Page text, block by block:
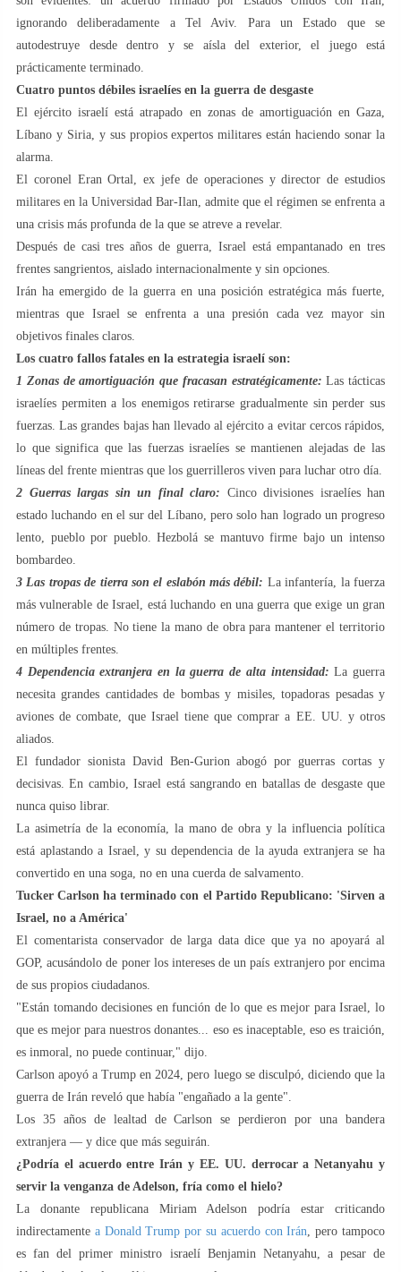
ignorando deliberadamente a Tel Aviv. Para un Estado que se
autodestruye desde dentro y se aísla del exterior, el juego está
prácticamente terminado.
Cuatro puntos débiles israelíes en la guerra de desgaste
El ejército israelí está atrapado en zonas de amortiguación en Gaza,
Líbano y Siria, y sus propios expertos militares están haciendo sonar la
alarma.
El coronel Eran Ortal, ex jefe de operaciones y director de estudios
militares en la Universidad Bar-Ilan, admite que el régimen se enfrenta a
una crisis más profunda de la que se atreve a revelar.
Después de casi tres años de guerra, Israel está empantanado en tres
frentes sangrientos, aislado internacionalmente y sin opciones.
Irán ha emergido de la guerra en una posición estratégica más fuerte,
mientras que Israel se enfrenta a una presión cada vez mayor sin
objetivos finales claros.
Los cuatro fallos fatales en la estrategia israelí son:
1 ️ Zonas de amortiguación que fracasan estratégicamente: Las tácticas
israelíes permiten a los enemigos retirarse gradualmente sin perder sus
fuerzas. Las grandes bajas han llevado al ejército a evitar cercos rápidos,
lo que significa que las fuerzas israelíes se mantienen alejadas de las
líneas del frente mientras que los guerrilleros viven para luchar otro día.
2 ️ Guerras largas sin un final claro: Cinco divisiones israelíes han
estado luchando en el sur del Líbano, pero solo han logrado un progreso
lento, pueblo por pueblo. Hezbolá se mantuvo firme bajo un intenso
bombardeo.
3 ️ Las tropas de tierra son el eslabón más débil: La infantería, la fuerza
más vulnerable de Israel, está luchando en una guerra que exige un gran
número de tropas. No tiene la mano de obra para mantener el territorio
en múltiples frentes.
4 ️ Dependencia extranjera en la guerra de alta intensidad: La guerra
necesita grandes cantidades de bombas y misiles, topadoras pesadas y
aviones de combate, que Israel tiene que comprar a EE. UU. y otros
aliados.
El fundador sionista David Ben-Gurion abogó por guerras cortas y
decisivas. En cambio, Israel está sangrando en batallas de desgaste que
nunca quiso librar.
La asimetría de la economía, la mano de obra y la influencia política
está aplastando a Israel, y su dependencia de la ayuda extranjera se ha
convertido en una soga, no en una cuerda de salvamento.
Tucker Carlson ha terminado con el Partido Republicano: 'Sirven a
Israel, no a América'
El comentarista conservador de larga data dice que ya no apoyará al
GOP, acusándolo de poner los intereses de un país extranjero por encima
de sus propios ciudadanos.
"Están tomando decisiones en función de lo que es mejor para Israel, lo
que es mejor para nuestros donantes... eso es inaceptable, eso es traición,
es inmoral, no puede continuar," dijo.
Carlson apoyó a Trump en 2024, pero luego se disculpó, diciendo que la
guerra de Irán reveló que había "engañado a la gente".
Los 35 años de lealtad de Carlson se perdieron por una bandera
extranjera — y dice que más seguirán.
¿Podría el acuerdo entre Irán y EE. UU. derrocar a Netanyahu y
servir la venganza de Adelson, fría como el hielo?
La donante republicana Miriam Adelson podría estar criticando
indirectamente a Donald Trump por su acuerdo con Irán , pero tampoco
es fan del primer ministro israelí Benjamin Netanyahu, a pesar de